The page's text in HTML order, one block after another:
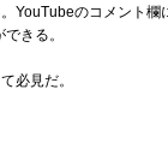
YouTubeのコメント
きる。
必見だ。